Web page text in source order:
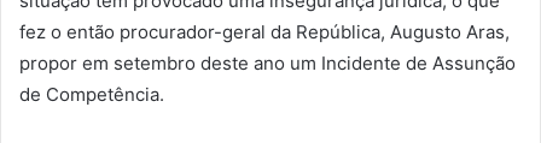
fez o então procurador-geral da República, Augusto Aras,
propor em setembro deste ano um Incidente de Assunção
de Competência.